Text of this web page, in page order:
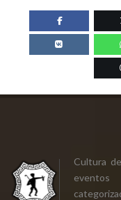
Cultura
eventos